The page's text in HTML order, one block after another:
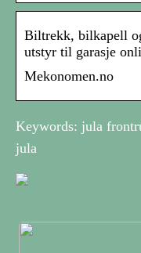
Biltrekk, bilkapell
utstyr til garasje
Mekonomen.no
Keywords: jula
jula